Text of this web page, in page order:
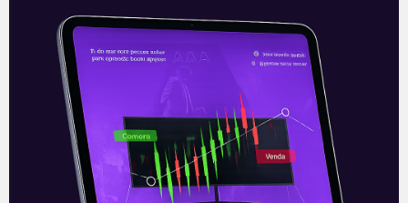
Setor sucroenergético espera
preços maiores do açúcar
Assim como o Brasil, outros países estão
aderindo a uma política de mistura de